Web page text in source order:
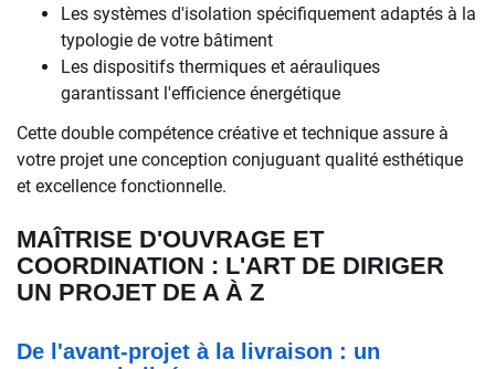
Les systèmes d'isolation spécifiquement adaptés à la
typologie de votre bâtiment
Les dispositifs thermiques et aérauliques
garantissant l'efficience énergétique
Cette double compétence créative et technique assure à
votre projet une conception conjuguant qualité esthétique
et excellence fonctionnelle.
MAÎTRISE D'OUVRAGE ET
COORDINATION : L'ART DE DIRIGER
UN PROJET DE A À Z
De l'avant-projet à la livraison : un